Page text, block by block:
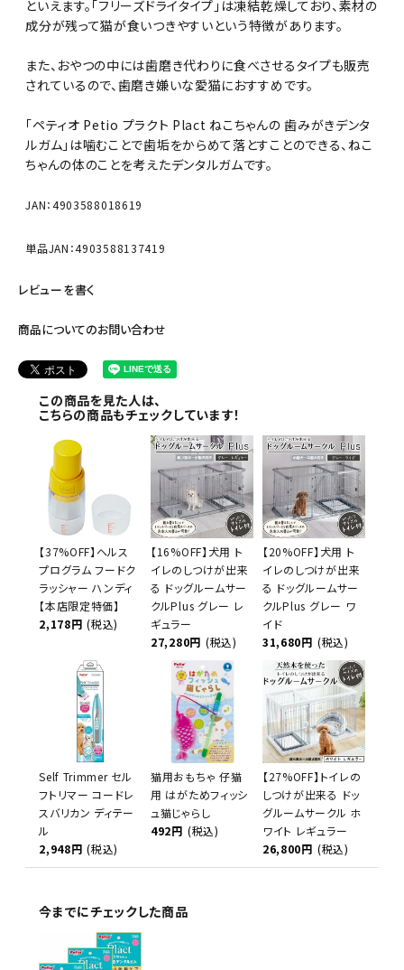
といえます。「フリーズドライタイプ」は凍結乾燥しており、素材の
成分が残って猫が食いつきやすいという特徴があります。
また、おやつの中には歯磨き代わりに食べさせるタイプも販売
されているので、歯磨き嫌いな愛猫におすすめです。
「ペティオ Petio プラクト Plact ねこちゃんの 歯みがきデンタ
ルガム」は噛むことで歯垢をからめて落とすことのできる、ねこ
ちゃんの体のことを考えたデンタルガムです。
JAN：4903588018619
単品JAN：4903588137419
レビューを書く
商品についてのお問い合わせ
この商品を見た人は、
こちらの商品もチェックしています！
【37%OFF】ヘルス
プログラム フードク
ラッシャー ハンディ
【本店限定特価】
2,178円 (税込)
【16%OFF】犬用 ト
イレのしつけが出来
る ドッグルームサー
クルPlus グレー レ
ギュラー
27,280円 (税込)
【20%OFF】犬用 ト
イレのしつけが出来
る ドッグルームサー
クルPlus グレー ワ
イド
31,680円 (税込)
Self Trimmer セル
フトリマー コードレ
スバリカン ディテー
ル
2,948円 (税込)
猫用おもちゃ 仔猫
用 はがためフィッシ
ュ猫じゃらし
492円 (税込)
【27%OFF】トイレの
しつけが出来る ドッ
グルームサークル ホ
ワイト レギュラー
26,800円 (税込)
今までにチェックした商品